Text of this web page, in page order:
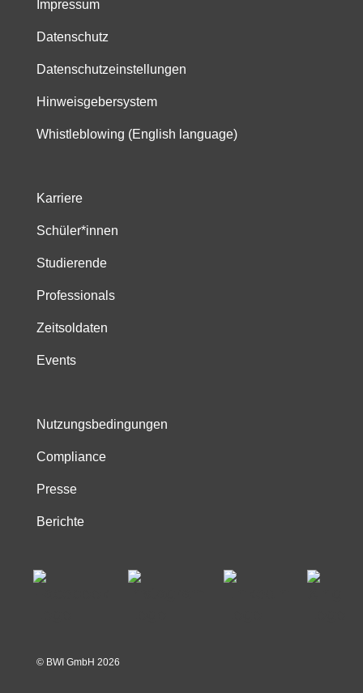
Impressum
Datenschutz
Datenschutzeinstellungen
Hinweisgebersystem
Whistleblowing (English language)
Karriere
Schüler*innen
Studierende
Professionals
Zeitsoldaten
Events
Nutzungsbedingungen
Compliance
Presse
Berichte
© BWI GmbH 2026